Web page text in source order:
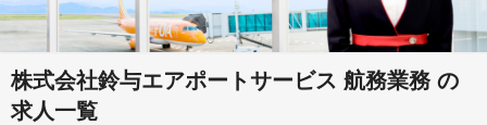
株式会社鈴与エアポートサービス 航務業務 の
求人一覧